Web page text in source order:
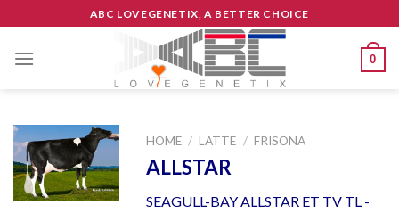
to
content
ABC LOVEGENETIX, A BETTER CHOICE
0
HOME / LATTE / FRISONA
ALLSTAR
SEAGULL-BAY ALLSTAR ET TV TL -